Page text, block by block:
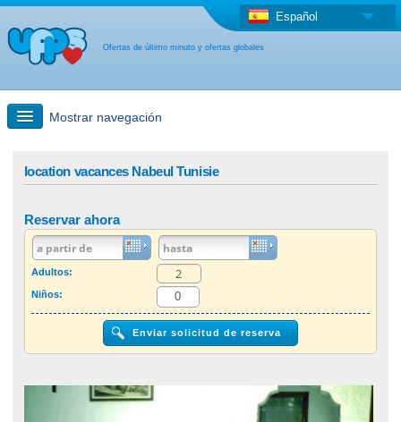
Ofertas de último minuto y ofertas globales
Español
Mostrar navegación
Oferta de última hora + Oferta global
otro país
location vacances Nabeul Tunisie
Reservar ahora
Adultos:
Niños: